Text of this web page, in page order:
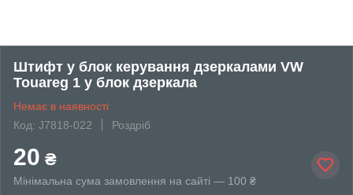
Штифт у блок керування дзеркалами VW
Touareg 1 у блок дзеркала
Немає в наявності
Код: J7818-022
Роздріб
20 ₴
Мінімальна сума замовлення на сайті — 100 ₴